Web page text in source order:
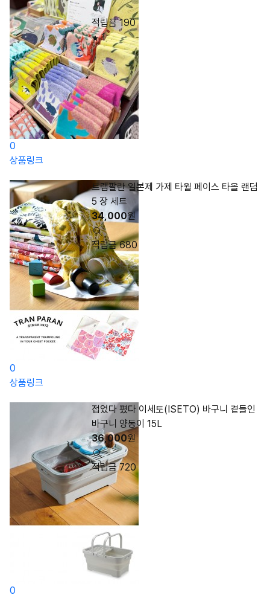
0
적립금 190
1
상품링크
0
트램팔란 일본제 가제 타월 페이스 타올 랜덤
5 장 세트
34,000원
적립금 680
상품링크
0
접었다 폈다 이세토(ISETO) 바구니 곁들인
바구니 양동이 15L
36,000원
적립금 720